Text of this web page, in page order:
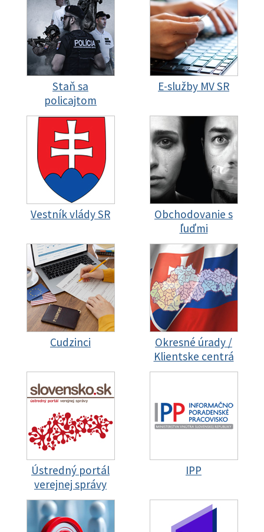
Staň sa
policajtom
E-služby MV SR
Vestník vlády SR
Obchodovanie s
ľuďmi
Cudzinci
Okresné úrady /
Klientske centrá
Ústredný portál
verejnej správy
IPP